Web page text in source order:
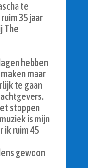
te
35 jaar
The
hebben
maar
te gaan
stoppen
is mijn
ik ruim 45
gewoon